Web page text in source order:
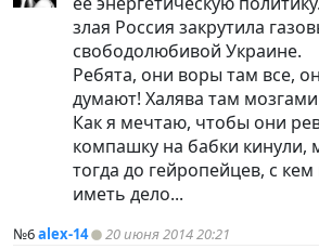
злая Россия закрутила
свободолюбивой Украине.
Ребята, они воры там все,
думают! Халява там мозгами
Как я мечтаю, чтобы они
компашку на бабки кинули,
тогда до гейропейцев, с
иметь дело...
№6alex-14 20 июня 2014 20:21